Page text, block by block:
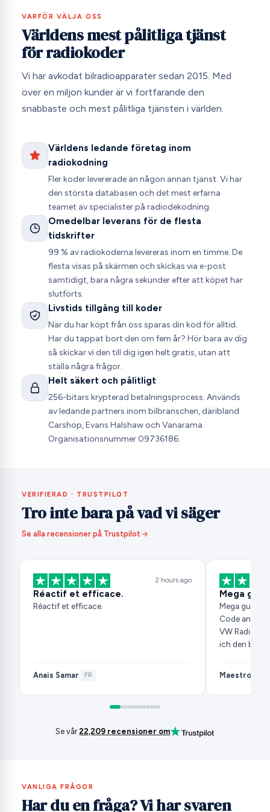
VARFÖR VÄLJA OSS
Världens mest pålitliga tjänst
för radiokoder
Vi har avkodat bilradioapparater sedan 2015. Med
över en miljon kunder är vi fortfarande den
snabbaste och mest pålitliga tjänsten i världen.
Världens ledande företag inom
radiokodning
Fler koder levererade än någon annan tjänst. Vi har
den största databasen och det mest erfarna
teamet av specialister på radiodekodning.
Omedelbar leverans för de flesta
tidskrifter
99 % av radiokoderna levereras inom en timme. De
flesta visas på skärmen och skickas via e-post
samtidigt, bara några sekunder efter att köpet har
slutförts.
Livstids tillgång till koder
När du har köpt från oss sparas din kod för alltid.
Har du tappat bort den om fem år? Hör bara av dig
så skickar vi den till dig igen helt gratis, utan att
ställa några frågor.
Helt säkert och pålitligt
256-bitars krypterad betalningsprocess. Används
av ledande partners inom bilbranschen, däribland
Carshop, Evans Halshaw och Vanarama.
Organisationsnummer 09736186.
VERIFIERAD · TRUSTPILOT
Tro inte bara på vad vi säger
Se alla recensioner på Trustpilot
2 hours ago
Réactif et efficace.
Réactif et efficace.
Anais Samar· FR
Mega gut
Mega gut,
Code an,
VW Radio
ich den beim
Maestro
Se vår22,209 recensioner om
VANLIGA FRÅGOR
Har du en fråga? Vi har svaren